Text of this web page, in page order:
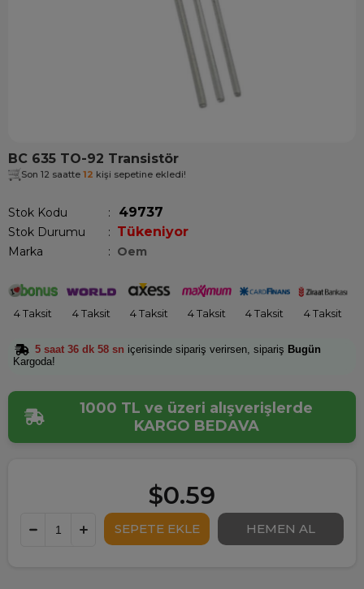
BC 635 TO-92 Transistör
Son 12 saatte 12 kişi sepetine ekledi!
Stok Kodu 49737
Stok Durumu : Tükeniyor
Marka : Oem
4 Taksit 4 Taksit 4 Taksit 4 Taksit 4 Taksit 4 Taksit
5 saat 36 dk 58 sn içerisinde sipariş verirsen, sipariş Bugün
Kargoda!
1000 TL ve üzeri alışverişlerde
KARGO BEDAVA
$0.59